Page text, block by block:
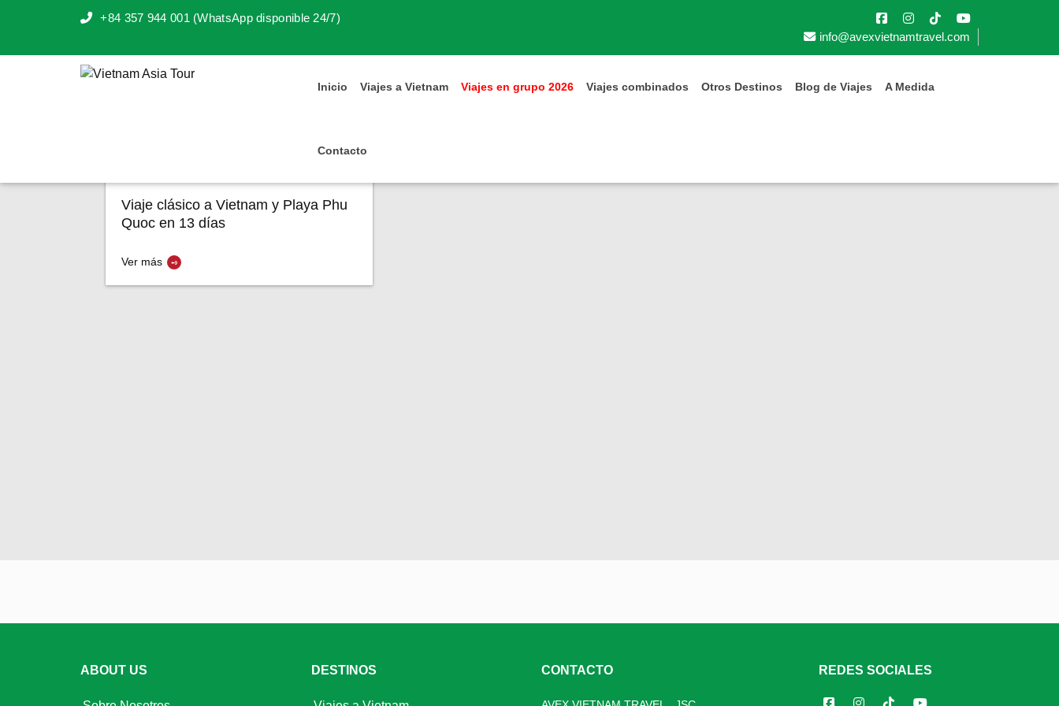
+84 357 944 001 (WhatsApp disponible 24/7)
info@avexvietnamtravel.com
Inicio Viajes a Vietnam Viajes en grupo 2026 Viajes combinados Otros Destinos Blog de Viajes A Medida
Contacto
Previous
Viaje a Vietnam y Phu Quoc 13 días
Viaje clásico a Vietnam y Playa Phu
Quoc en 13 días
Ver más
ABOUT US DESTINOS CONTACTO REDES SOCIALES